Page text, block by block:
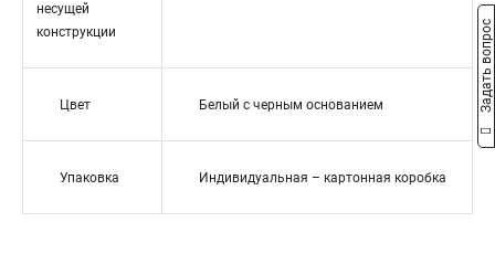
несущей
конструкции
Цвет Белый с черным основанием
Упаковка Индивидуальная – картонная коробка
Задать вопрос